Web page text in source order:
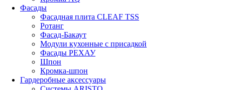
Фасады
Фасадная плита CLEAF TSS
Ротанг
Фасад-Бакаут
Модули кухонные с присадкой
Фасады РЕХАУ
Шпон
Кромка-шпон
Гардеробные аксессуары